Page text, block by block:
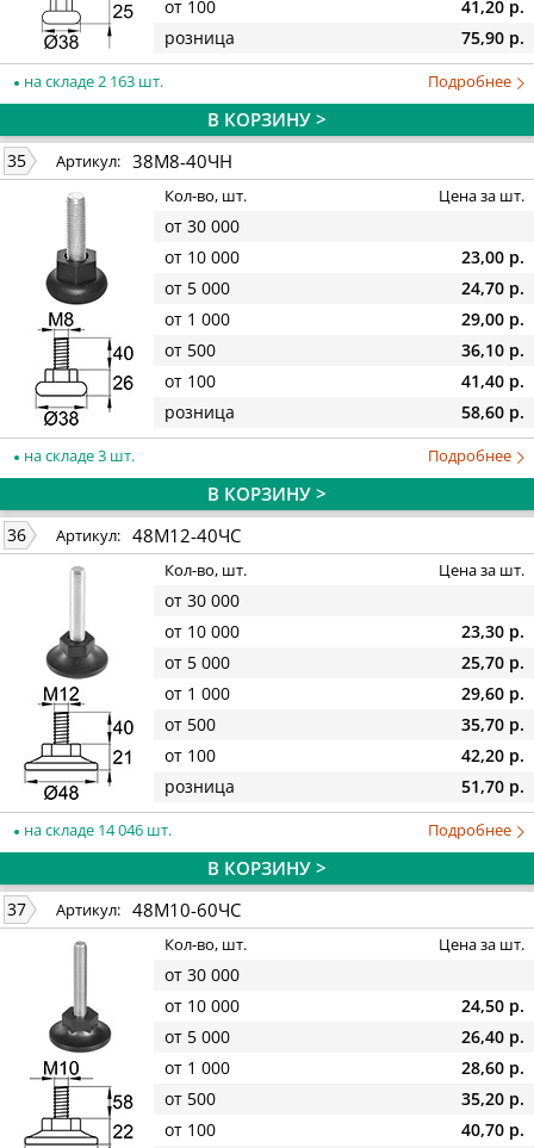
от 100
41,20 р.
розница
75,90 р.
на складе 2 163 шт. Подробнее
В КОРЗИНУ >
35 Артикул: 38М8-40ЧН
Кол-во, шт. Цена за шт.
от 30 000
от 10 000
23,00 р.
от 5 000
24,70 р.
от 1 000
29,00 р.
от 500
36,10 р.
от 100
41,40 р.
розница
58,60 р.
на складе 3 шт. Подробнее
В КОРЗИНУ >
36 Артикул: 48М12-40ЧС
Кол-во, шт. Цена за шт.
от 30 000
от 10 000
23,30 р.
от 5 000
25,70 р.
от 1 000
29,60 р.
от 500
35,70 р.
от 100
42,20 р.
розница
51,70 р.
на складе 14 046 шт. Подробнее
В КОРЗИНУ >
37 Артикул: 48М10-60ЧС
Кол-во, шт. Цена за шт.
от 30 000
от 10 000
24,50 р.
от 5 000
26,40 р.
от 1 000
28,60 р.
от 500
35,20 р.
от 100
40,70 р.